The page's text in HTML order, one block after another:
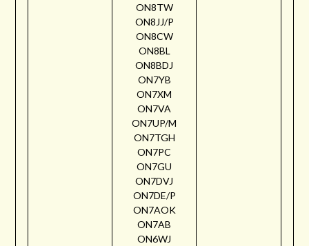
ON8TW
ON8JJ/P
ON8CW
ON8BL
ON8BDJ
ON7YB
ON7XM
ON7VA
ON7UP/M
ON7TGH
ON7PC
ON7GU
ON7DVJ
ON7DE/P
ON7AOK
ON7AB
ON6WJ